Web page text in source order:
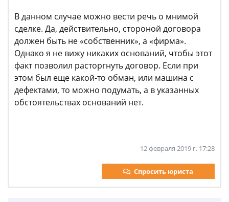
В данном случае можно вести речь о мнимой
сделке. Да, действительно, стороной договора
должен быть не «собственник», а «фирма».
Однако я не вижу никаких оснований, чтобы этот
факт позволил расторгнуть договор. Если при
этом был еще какой-то обман, или машина с
дефектами, то можно подумать, а в указанных
обстоятельствах оснований нет.
12 февраля 2019 г. 17:28
Спросить юриста